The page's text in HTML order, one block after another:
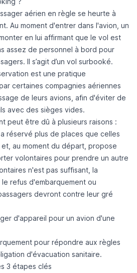
aérien en règle se heurte à
. Au moment d'entrer dans l'avion, un
en lui affirmant que le vol est
assez de personnel à bord pour
Il s’agit d’un vol surbooké.
est une pratique
certaines compagnies aériennes
de leurs avions, afin d'éviter de
avec des sièges vides.
peut être dû à plusieurs raisons :
réservé plus de places que celles
au moment du départ, propose
volontaires pour prendre un autre
n'est pas suffisant, la
refus d'embarquement ou
devront contre leur gré
d'appareil pour un avion d'une
pour répondre aux règles
d'évacuation sanitaire.
3 étapes clés